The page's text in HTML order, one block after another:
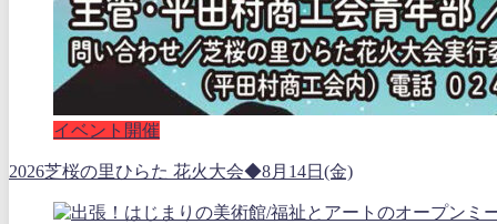
イベント開催
2026芝桜の里ひらた 花火大会◆8月14日(金)